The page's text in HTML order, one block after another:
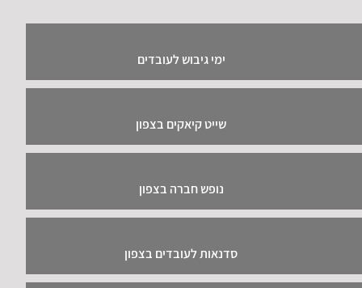
ימי גיבוש לעובדים
שייט קיאקים בצפון
נופש חברה בצפון
סדנאות לעובדים בצפון